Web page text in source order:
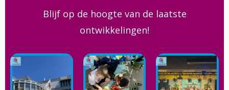
Blijf op de hoogte van de laatste
ontwikkelingen!